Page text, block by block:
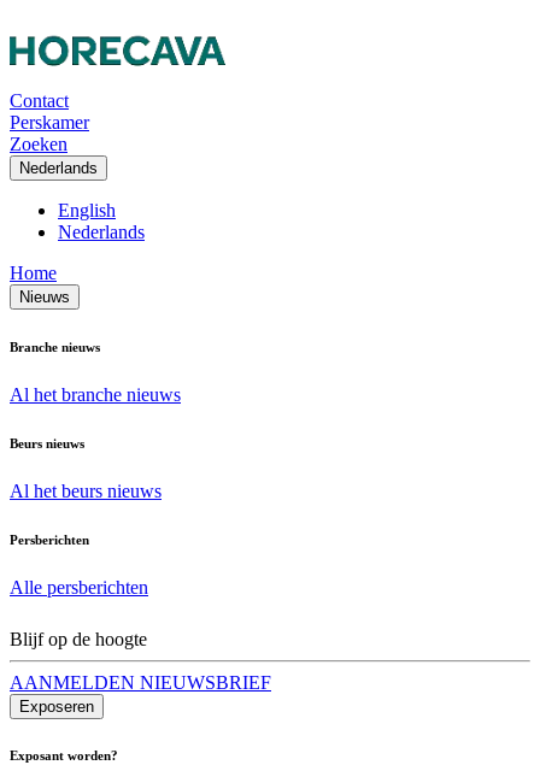
Contact
Perskamer
Zoeken
Nederlands
English
Nederlands
Home
Nieuws
Branche nieuws
Al het branche nieuws
Beurs nieuws
Al het beurs nieuws
Persberichten
Alle persberichten
Blijf op de hoogte
AANMELDEN NIEUWSBRIEF
Exposeren
Exposant worden?